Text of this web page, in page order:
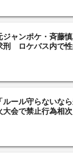
ジャンポケ・斉藤
刑 ロケバス内で
「ルール守らないな
大会で禁止行為相